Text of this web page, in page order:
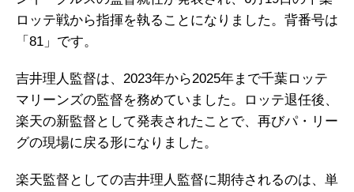
ロッテ戦から指揮を執ることになりました。背番号は
「81」です。
吉井理人監督は、2023年から2025年まで千葉ロッテ
マリーンズの監督を務めていました。ロッテ退任後、
楽天の新監督として発表されたことで、再びパ・リー
グの現場に戻る形になりました。
楽天監督としての吉井理人監督に期待されるのは、単